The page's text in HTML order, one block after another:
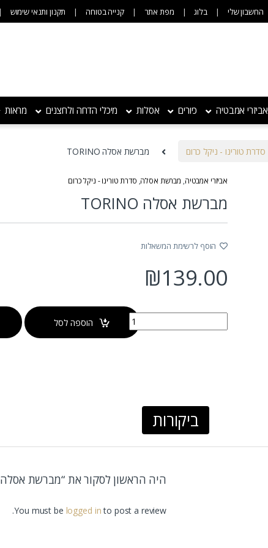
החשבון שלי בלוג מפת אתר קנייה בטוחה תקנון ותנאי שימוש
אביזרי אמבטיה כיורים אסלות מיכלי הדחה ולחצנים מראות
סדרת טורינו - ניקל כרום מברשת אסלה TORINO
אביזרי אמבטיה, מברשת אסלה, סדרת טורינו - ניקל כרום
מברשת אסלה TORINO
הוסף לרשימת המשאלות
₪139.00
הוספה לסל
ביקורות
היה הראשון לסקור את “מברשת אסלה TORINO”
You must be logged into post a review.